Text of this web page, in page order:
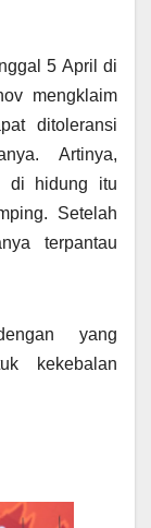
5 April di
mengklaim
ditoleransi
Artinya,
di hidung itu
Setelah
terpantau
yang
kekebalan